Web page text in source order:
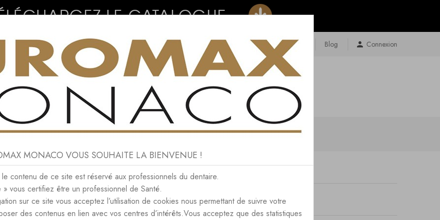
Connexion
Contact Plan Du Site Blog
CONSOMMABLES NEWS CONTACT
2024
NOVEMBER 2024
MONACO VOUS SOUHAITE LA BIENVENUE !
contenu de ce site est réservé aux professionnels du dentaire.
» vous certifiez être un professionnel de Santé.
sur ce site vous acceptez l’utilisation de cookies nous permettant de suivre votre
des contenus en lien avec vos centres d’intérêts.Vous acceptez que des statistiques